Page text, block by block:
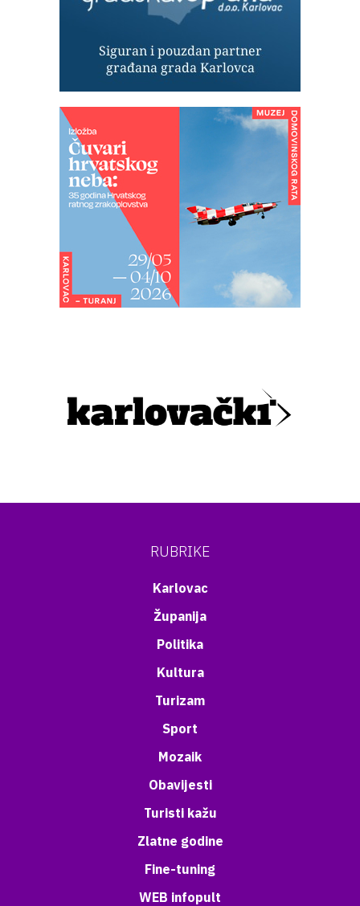
RUBRIKE
Karlovac
Županija
Politika
Kultura
Turizam
Sport
Mozaik
Obavijesti
Turisti kažu
Zlatne godine
Fine-tuning
WEB infopult